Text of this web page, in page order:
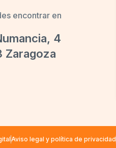
encontrar en
4
Zaragoza
Aviso legal y política de privacidad